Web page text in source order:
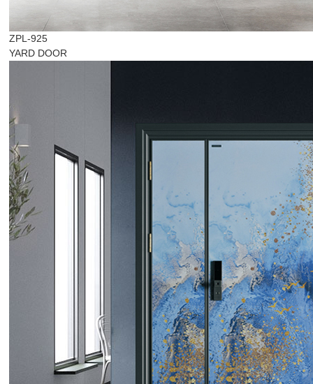
ZPL-925
YARD DOOR